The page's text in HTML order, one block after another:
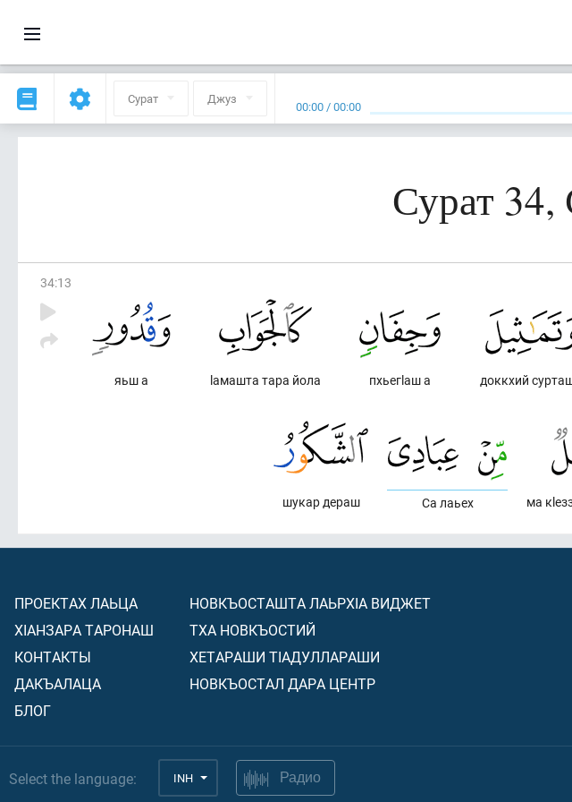
Сурат Джуз 00:00 /00:00
Сурат 34,
34:13
доккхий
пхьегlаш а
lамашта тара йола
яьш а
ма
Са лаьех
шукар дераш
ПРОЕКТАХ ЛАЬЦА
ХIАНЗАРА ТАРОНАШ
КОНТАКТЫ
ДАКЪАЛАЦА
БЛОГ
НОВКЪОСТАШТА ЛАЬРХIА ВИДЖЕТ
ТХА НОВКЪОСТИЙ
ХЕТАРАШИ ТIАДУЛЛАРАШИ
НОВКЪОСТАЛ ДАРА ЦЕНТР
Select the language: INH Радио